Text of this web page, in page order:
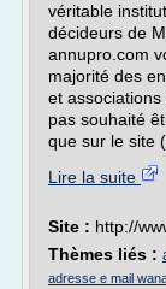
véritable
décideurs de
annupro.com
majorité des
et
pas souhaité
que sur le site
Lire la suite
Site : http://
Thèmes liés :
adresse e mail